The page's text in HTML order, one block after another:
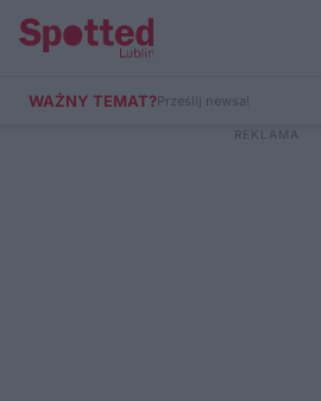
WAŻNY TEMAT?Prześlij newsa!